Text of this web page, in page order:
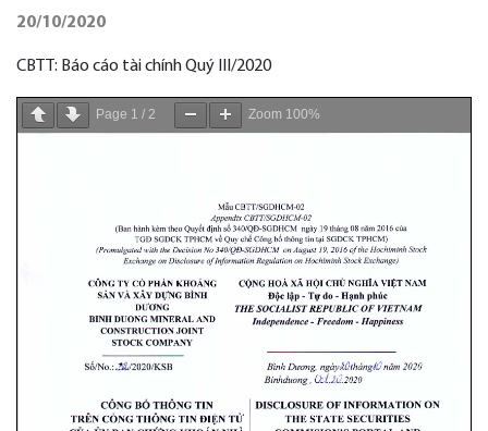
20/10/2020
CBTT: Báo cáo tài chính Quý III/2020
Page 1 / 2 Zoom 100%